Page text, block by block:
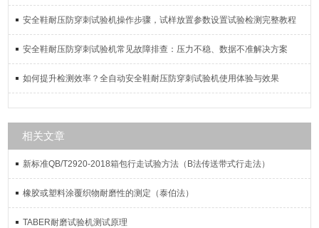
安全鞋耐压防穿刺试验机操作步骤，试样放置参数设置试验检测完整教程
安全鞋耐压防穿刺试验机常见故障排查：压力不稳、数据不准解决方案
如何提升检测效率？全自动安全鞋耐压防穿刺试验机使用体验与效果
相关文章
新标准QB/T2920-2018箱包行走试验方法（B法传送带式行走法）
橡胶或塑料涂覆织物耐磨性的测定（泰伯法）
TABER耐磨试验机测试原理